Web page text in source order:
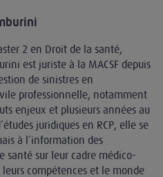
2 en Droit de la santé,
est juriste à la MACSF depuis
de sinistres en
professionnelle, notamment
enjeux et plusieurs années au
juridiques en RCP, elle se
à l’information des
santé sur leur cadre médico-
leurs compétences et le monde